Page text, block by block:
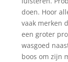
doen. Hoor
vaak merken
een groter
wasgoed
boos om zijn